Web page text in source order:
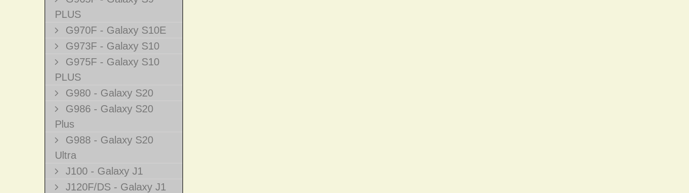
PLUS
G970F - Galaxy S10E
G973F - Galaxy S10
G975F - Galaxy S10
PLUS
G980 - Galaxy S20
G986 - Galaxy S20
Plus
G988 - Galaxy S20
Ultra
J100 - Galaxy J1
J120F/DS - Galaxy J1